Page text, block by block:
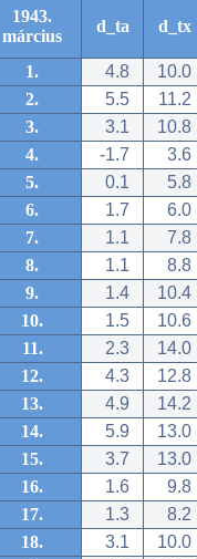
1943.
március
d_ta d_tx
1. 4.8
10.0
2.
5.5
11.2
3.
3.1
10.8
4.
-1.7
3.6
5.
0.1
5.8
6.
1.7
6.0
7.
1.1
7.8
8.
1.1
8.8
9.
1.4
10.4
10.
1.5
10.6
11.
2.3
14.0
12.
4.3
12.8
13.
4.9
14.2
14.
5.9
13.0
15.
3.7
13.0
16.
1.6
9.8
17.
1.3
8.2
18.
3.1
10.0